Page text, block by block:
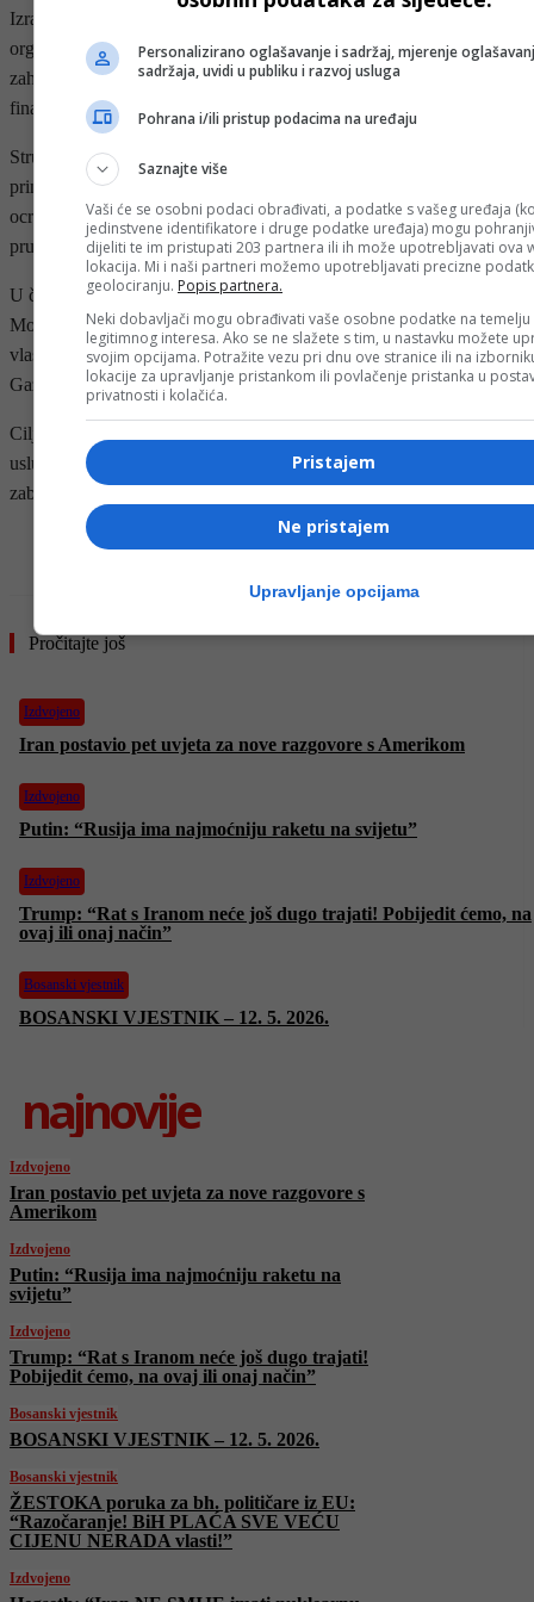
Izrael je opozvao operativne dozvole 37 humanitarnih
organizacija zbog nepoštivanja novih propisa koji od njih
zahtijevaju da dostave detaljne informacije o članovima osoblja,
finansiranju i operacijama.
Stručnjaci kažu da su ti zahtjevi u suprotnosti sa humanitarnim
principima i da slijede dugogodišnju izraelsku vladinu kampanju
ocrnjivanja i konačnog ometanja rada humanitarnih grupa koje
pružaju pomoć Palestincima.
U četvrtak je novinska agencija izvijestila da su MSF, Medecins du
Monde Suisse i Dansko vijeće za izbjeglice rekli da su izraelske
vlasti odbile dozvoliti njihovom međunarodnom osoblju ulazak u
Gazu ove sedmice.
Ciljane grupe su saopćile da će biti prisiljene prestati pružati ključne
usluge, uključujući zdravstvenu zaštitu, u Gazi kao rezultat izraelske
zabrane, što dovodi palestinske živote u opasnost.
- OGLAS -
Pročitajte još
Izdvojeno
Iran postavio pet uvjeta za nove razgovore s Amerikom
Izdvojeno
Putin: “Rusija ima najmoćniju raketu na svijetu”
Izdvojeno
Trump: “Rat s Iranom neće još dugo trajati! Pobijedit ćemo, na
ovaj ili onaj način”
Bosanski vjestnik
BOSANSKI VJESTNIK – 12. 5. 2026.
najnovije
Izdvojeno
Iran postavio pet uvjeta za nove razgovore s
Amerikom
Izdvojeno
Putin: “Rusija ima najmoćniju raketu na
svijetu”
Izdvojeno
Trump: “Rat s Iranom neće još dugo trajati!
Pobijedit ćemo, na ovaj ili onaj način”
Bosanski vjestnik
BOSANSKI VJESTNIK – 12. 5. 2026.
Bosanski vjestnik
ŽESTOKA poruka za bh. političare iz EU:
“Razočaranje! BiH PLAĆA SVE VEĆU
CIJENU NERADA vlasti!”
Izdvojeno
Personalizirano oglašavanje i sadržaj, mjerenje
sadržaja, uvidi u publiku i razvoj usluga
Pohrana i/ili pristup podacima na uređaju
Saznajte više
Vaši će se osobni podaci obrađivati, a podatke s vašeg uređaja
jedinstvene identifikatore i druge podatke uređaja) mogu
dijeliti te im pristupati 203 partnera ili ih može upotrebljavati ova
lokacija. Mi i naši partneri možemo upotrebljavati precizne
geolociranju. Popis partnera.
Neki dobavljači mogu obrađivati vaše osobne podatke na temelju
legitimnog interesa. Ako se ne slažete s tim, u nastavku možete
svojim opcijama. Potražite vezu pri dnu ove stranice ili na
lokacije za upravljanje pristankom ili povlačenje pristanka u
privatnosti i kolačića.
Pristajem
Ne pristajem
Upravljanje opcijama